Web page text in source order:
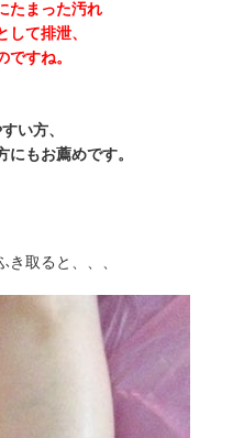
たまった汚れ
して排泄、
ですね。
い方、
もお薦めです。
き取ると、、、